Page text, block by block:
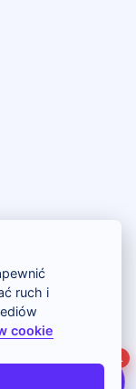
1
cookie innych
dla tej witryny.
ruch i
cookie